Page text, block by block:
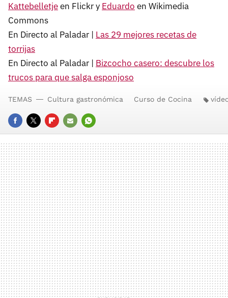
Kattebelletjeen Flickr y Eduardo en Wikimedia
Commons
En Directo al Paladar | Las 29 mejores recetas de
torrijas
En Directo al Paladar | Bizcocho casero: descubre los
trucos para que salga esponjoso
FACEBOOK
TWITTERFLIPBOARD
E-
MAIL
WHATSAPP
TEMAS Cultura gastronómica Curso de Cocina